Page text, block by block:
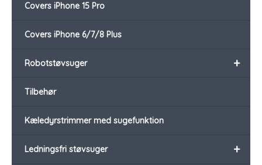
Covers iPhone 15 Pro
Covers iPhone 6/7/8 Plus
+
Robotstøvsuger
Tilbehør
Kæledyrstrimmer med sugefunktion
+
Ledningsfri støvsuger